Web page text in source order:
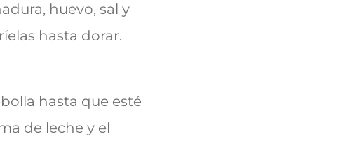
huevo, sal y
hasta dorar.
hasta que esté
de leche y el